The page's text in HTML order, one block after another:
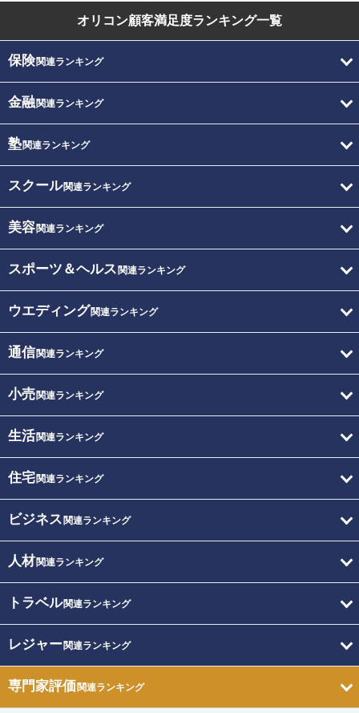
オリコン顧客満足度ランキング一覧
保険関連ランキング
金融関連ランキング
塾関連ランキング
スクール関連ランキング
美容関連ランキング
スポーツ＆ヘルス 関連ランキング
ウエディング関連ランキング
通信関連ランキング
小売関連ランキング
生活関連ランキング
住宅関連ランキング
ビジネス 関連ランキング
人材関連ランキング
トラベル関連ランキング
レジャー関連ランキング
専門家評価関連ランキング